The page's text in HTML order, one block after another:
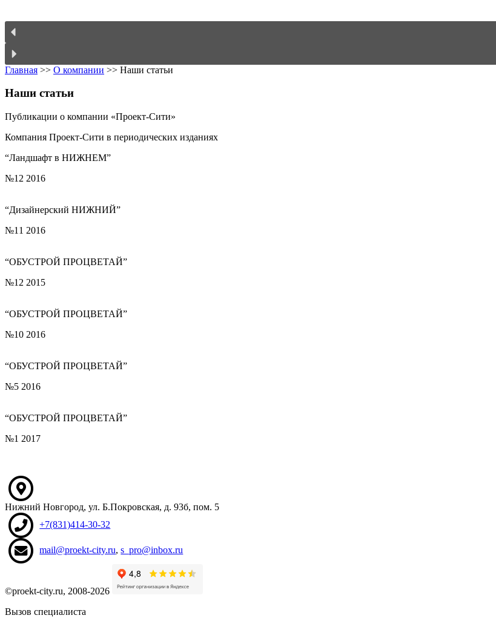
Главная >> О компании >> Наши статьи
Наши статьи
Публикации о компании «Проект-Сити»
Компания Проект-Сити в периодических изданиях
“Ландшафт в НИЖНЕМ”
№12 2016
“Дизайнерский НИЖНИЙ”
№11 2016
“ОБУСТРОЙ ПРОЦВЕТАЙ”
№12 2015
“ОБУСТРОЙ ПРОЦВЕТАЙ”
№10 2016
“ОБУСТРОЙ ПРОЦВЕТАЙ”
№5 2016
“ОБУСТРОЙ ПРОЦВЕТАЙ”
№1 2017
Нижний Новгород, ул. Б.Покровская, д. 93б, пом. 5
+7(831)414-30-32
mail@proekt-city.ru,s_pro@inbox.ru
©proekt-city.ru, 2008-2026
Вызов специалиста